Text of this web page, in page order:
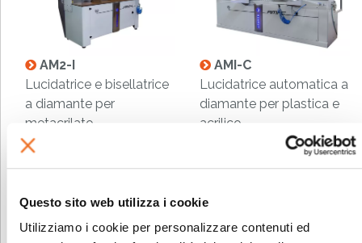
Questo sito web utilizza i cookie
Utilizziamo i cookie per personalizzare contenuti ed
AM2-I
Lucidatrice e bisellatrice
a diamante per
metacrilato
AMI-C
Lucidatrice automatica a
diamante per plastica e
acrilico